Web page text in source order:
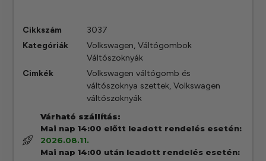
Cikkszám
3037
Kategóriák
Volkswagen,Váltógombok
Váltószoknyák
Cimkék
Volkswagen váltógomb és
váltószoknya szettek,Volkswagen
váltószoknyák
Várható szállítás:
Mai nap 14:00 előtt leadott rendelés esetén:
2026.08.11.
Mai nap 14:00 után leadott rendelés esetén: